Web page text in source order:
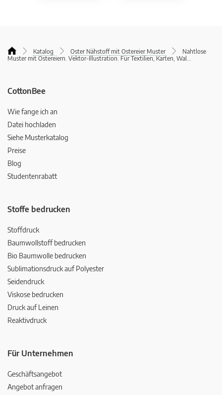
Katalog Oster Nähstoff mit Ostereier Muster
Nahtlose
Muster mit Ostereiern. Vektor-Illustration. Für Textilien, Karten, Wal ...
CottonBee
Wie fange ich an
Datei hochladen
Siehe Musterkatalog
Preise
Blog
Studentenrabatt
Stoffe bedrucken
Stoffdruck
Baumwollstoff bedrucken
Bio Baumwolle bedrucken
Sublimationsdruck auf Polyester
Seidendruck
Viskose bedrucken
Druck auf Leinen
Reaktivdruck
Für Unternehmen
Geschäftsangebot
Angebot anfragen